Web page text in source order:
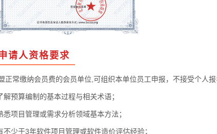
请人资格要求
缴纳会员费的会员单位,可组织本单位员工申报，不接受个人报
算编制的基本过程与相关术语；
目管理或需求分析领域基本方法；
于3年软件项目管理或软件造价评估经验；